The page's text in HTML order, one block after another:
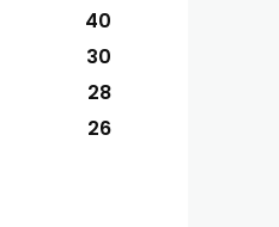
40
30
28
26